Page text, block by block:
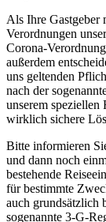
Als Ihre Gastgeber
Verordnungen
Corona-
außerdem
uns geltenden
nach der
unserem speziellen
wirklich sichere
Bitte informieren
und dann noch
bestehende
für bestimmte
auch grundsätzlich
sogenannte 3-G-